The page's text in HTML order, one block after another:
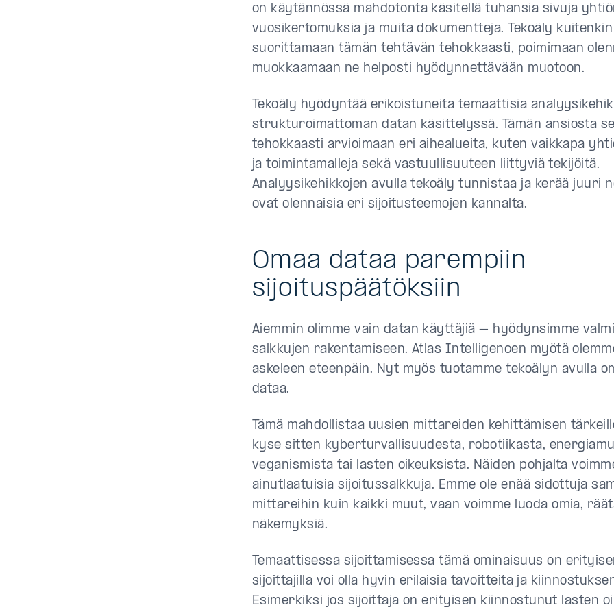
on käytännössä mahdotonta käsitellä tuhansia sivuja
vuosikertomuksia ja muita dokumentteja. Tekoäly
suorittamaan tämän tehtävän tehokkaasti, poimimaan
muokkaamaan ne helposti hyödynnettävään muotoon.
Tekoäly hyödyntää erikoistuneita temaattisia
strukturoimattoman datan käsittelyssä. Tämän ansiosta
tehokkaasti arvioimaan eri aihealueita, kuten vaikkapa
ja toimintamalleja sekä vastuullisuuteen liittyviä tekijöitä.
Analyysikehikkojen avulla tekoäly tunnistaa ja kerää juuri
ovat olennaisia eri sijoitusteemojen kannalta.
Omaa dataa parempiin
sijoituspäätöksiin
Aiemmin olimme vain datan käyttäjiä – hyödynsimme
salkkujen rakentamiseen. Atlas Intelligencen myötä
askeleen eteenpäin. Nyt myös tuotamme tekoälyn avulla
dataa.
Tämä mahdollistaa uusien mittareiden kehittämisen
kyse sitten kyberturvallisuudesta, robotiikasta,
veganismista tai lasten oikeuksista. Näiden pohjalta
ainutlaatuisia sijoitussalkkuja. Emme ole enää sidottuja
mittareihin kuin kaikki muut, vaan voimme luoda omia,
näkemyksiä.
Temaattisessa sijoittamisessa tämä ominaisuus on
sijoittajilla voi olla hyvin erilaisia tavoitteita ja
Esimerkiksi jos sijoittaja on erityisen kiinnostunut lasten